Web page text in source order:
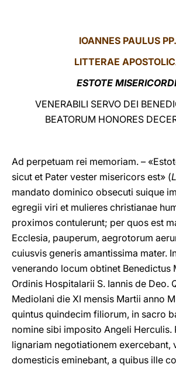
IOANNES PAULUS
LITTERAE
ESTOTE
VENERABILI SERVO DEI
BEATORUM HONORES
Ad perpetuam rei memoriam. –
sicut et Pater vester misericors est» (
mandato dominico obsecuti suique
egregii viri et mulieres christianae
proximos contulerunt; per quos est
Ecclesia, pauperum, aegrotorum
cuiusvis generis amantissima mater.
venerando locum obtinet Benedictus
Ordinis Hospitalarii S. Iannis de Deo.
Mediolani die XI mensis Martii anno
quintus quindecim filiorum, in sacro
nomine sibi imposito Angeli Herculis.
lignariam negotiationem exercebant,
domesticis eminebant, a quibus ille